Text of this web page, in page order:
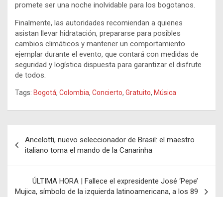
promete ser una noche inolvidable para los bogotanos.
Finalmente, las autoridades recomiendan a quienes
asistan llevar hidratación, prepararse para posibles
cambios climáticos y mantener un comportamiento
ejemplar durante el evento, que contará con medidas de
seguridad y logística dispuesta para garantizar el disfrute
de todos.
Tags: Bogotá, Colombia, Concierto, Gratuito, Música
de
entradas
Ancelotti, nuevo seleccionador de Brasil: el maestro
italiano toma el mando de la Canarinha
ÚLTIMA HORA | Fallece el expresidente José ‘Pepe’
Mujica, símbolo de la izquierda latinoamericana, a los 89